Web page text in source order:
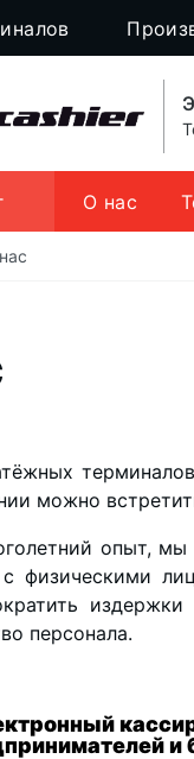
О нас
можно
опыт,
физическими
персонала.
и